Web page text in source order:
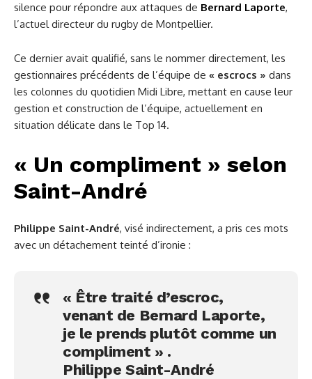
silence pour répondre aux attaques de Bernard Laporte,
l’actuel directeur du rugby de Montpellier.
Ce dernier avait qualifié, sans le nommer directement, les
gestionnaires précédents de l’équipe de « escrocs » dans
les colonnes du quotidien Midi Libre, mettant en cause leur
gestion et construction de l’équipe, actuellement en
situation délicate dans le Top 14.
« Un compliment » selon
Saint-André
Philippe Saint-André, visé indirectement, a pris ces mots
avec un détachement teinté d’ironie :
« Être traité d’escroc,
venant de Bernard Laporte,
je le prends plutôt comme un
compliment » .
Philippe Saint-André